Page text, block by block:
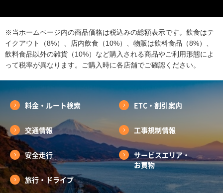
※当ホームページ内の商品価格は税込みの総額表示です。飲食はテ
イクアウト（8%）、店内飲食（10%）、物販は飲料食品（8%）、
飲料食品以外の雑貨（10%）など購入される商品やご利用形態によ
って税率が異なります。ご購入時に各店舗でご確認ください。
料金・ルート検索 ETC・割引案内
交通情報 工事規制情報
安全走行
サービスエリア・
お買物
旅行・ドライブ